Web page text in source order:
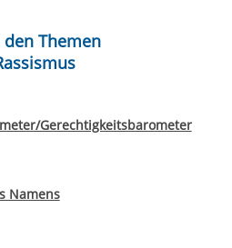
Themen
Gerechtigkeitsbarometer
Namens